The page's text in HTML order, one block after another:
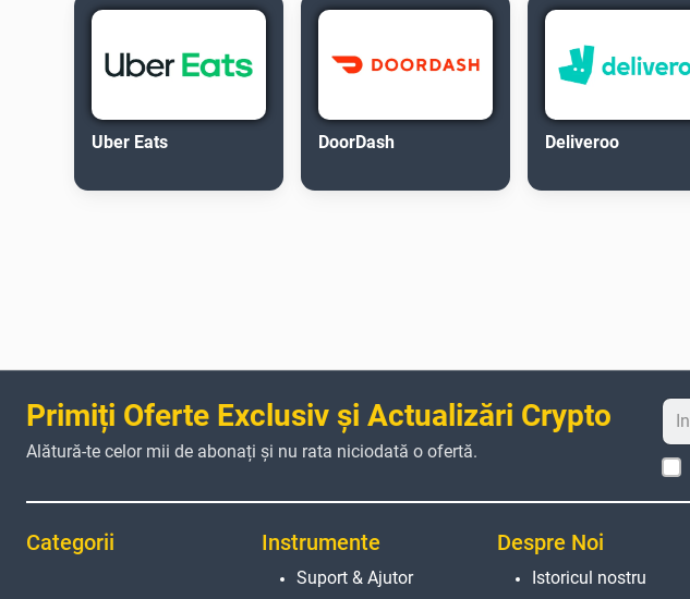
Uber Eats DoorDash Deliveroo
Primiți Oferte Exclusiv și Actualizări Crypto
Alătură-te celor mii de abonați și nu rata niciodată o ofertă.
Categorii Instrumente
Suport & Ajutor
Despre Noi
Istoricul nostru